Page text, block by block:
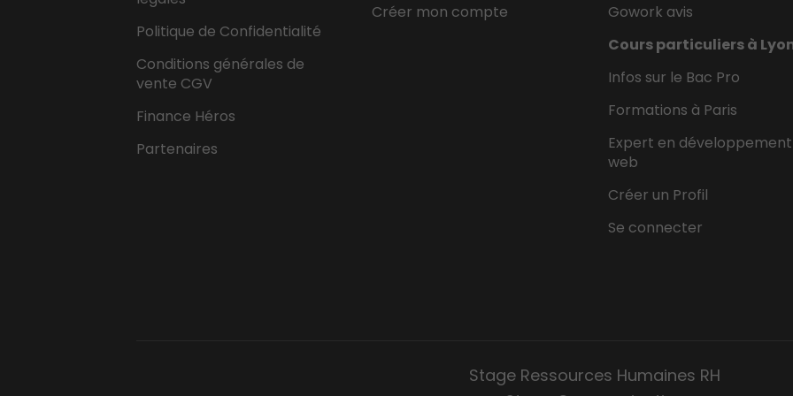
Politique de Confidentialité
Conditions générales de
vente CGV
Finance Héros
Partenaires
Créer mon compte
Gowork avis
Cours particuliers à
Infos sur le Bac Pro
Formations à Paris
Expert en développement
web
Créer un Profil
Se connecter
Stage Ressources Humaines RH